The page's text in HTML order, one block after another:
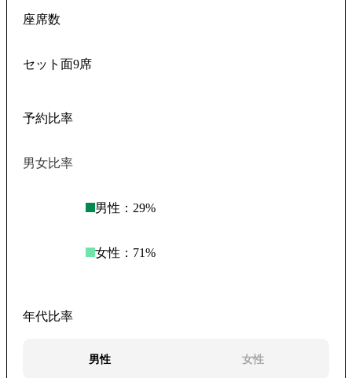
座席数
セット面9席
予約比率
男女比率
男性： 29%
女性： 71%
年代比率
男性 女性